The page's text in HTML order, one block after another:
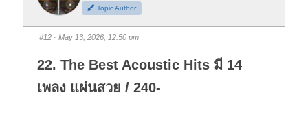
u
m
d
o
n
.
u
m
u
p
Topic Author
#12 · May 13, 2026, 12:50 pm
22. The Best Acoustic Hits มี 14
เพลง แผ่นสวย / 240-